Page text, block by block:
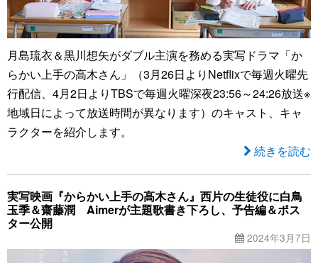
月島琉衣＆黒川想矢がダブル主演を務める実写ドラマ「か
らかい上手の高木さん」（3月26日よりNetflixで毎週火曜先
行配信、4月2日よりTBSで毎週火曜深夜23:56～24:26放送※
地域日によって放送時間が異なります）のキャスト、キャ
ラクターを紹介します。
続きを読む
実写映画『からかい上手の高木さん』西片の生徒役に白鳥
玉季＆齋藤潤 Aimerが主題歌書き下ろし、予告編＆ポス
ター公開
2024年3月7日